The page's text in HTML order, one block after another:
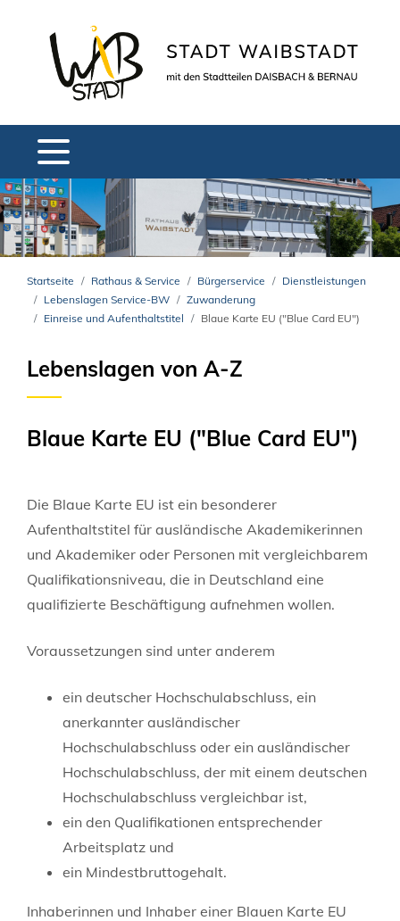
Startseite Rathaus & Service Bürgerservice
Dienstleistungen
Lebenslagen Service-BW
Zuwanderung
Einreise und Aufenthaltstitel
Blaue Karte EU ("Blue Card EU")
Lebenslagen von A-Z
Blaue Karte EU ("Blue Card EU")
Die Blaue Karte EU ist ein besonderer
Aufenthaltstitel für ausländische Akademikerinnen
und Akademiker oder Personen mit vergleichbarem
Qualifikationsniveau, die in Deutschland eine
qualifizierte Beschäftigung aufnehmen wollen.
Voraussetzungen sind unter anderem
ein deutscher Hochschulabschluss, ein
anerkannter ausländischer
Hochschulabschluss oder ein ausländischer
Hochschulabschluss, der mit einem deutschen
Hochschulabschluss vergleichbar ist,
ein den Qualifikationen entsprechender
Arbeitsplatz und
ein Mindestbruttogehalt.
Inhaberinnen und Inhaber einer Blauen Karte EU